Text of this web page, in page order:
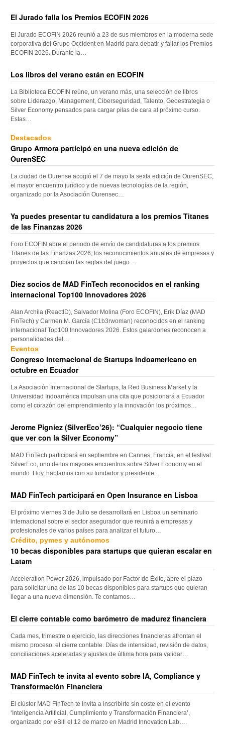
El Jurado falla los Premios ECOFIN 2026
El Jurado ECOFIN 2026 reunió a 23 de sus miembros en la moderna sede
corporativa del Grupo Occident en Madrid para debatir y fallar los Premios
ECOFIN 2026. Durante la…
Los libros del verano están en ECOFIN
La Biblioteca ECOFIN reúne, un verano más, una selección de libros
sobre Liderazgo, Management, Ciberseguridad, Talento, Geoestrategia o
Silver Economy pensados para cargar pilas de cara al próximo curso.
Estas…
Destacados
Grupo Armora participó en una nueva edición de
OurenSEC
La ciudad de Ourense acogió el 7 de mayo la sexta edición de OurenSEC,
el mayor encuentro jurídico y de nuevas tecnologías de la región,
organizado por la Asociación Ourensec…
Ya puedes presentar tu candidatura a los premios Titanes
de las Finanzas 2026
Foro ECOFIN abre el periodo de envío de candidaturas a los premios
Titanes de las Finanzas 2026, los reconocimientos anuales de empresas y
proyectos que cambian las reglas del juego…
Diez socios de MAD FinTech reconocidos en el ranking
internacional Top100 Innovadores 2026
Alan Archila (ReactID), Salvador Molina (Foro ECOFIN), Erik Díaz (MAD
FinTech) y Carmen M. García (C1b3rwoman) reconocidos en el ranking
internacional Top100 Innovadores 2026. Estos galardones reconocen a
personalidades del…
Eventos
Congreso Internacional de Startups Indoamericano en
octubre en Ecuador
La Asociación Internacional de Startups, la Red Business Market y la
Universidad Indoamérica impulsan una cita que posicionará a Ecuador
como el corazón del emprendimiento y la innovación los próximos…
Jerome Pigniez (SilverEco’26): “Cualquier negocio tiene
que ver con la Silver Economy”
MAD FinTech participará en septiembre en Cannes, Francia, en el festival
SilverEco, uno de los mayores encuentros sobre Silver Economy en el
mundo. Hoy, hablamos con su fundador y presidente…
MAD FinTech participará en Open Insurance en Lisboa
El próximo viernes 3 de Julio se desarrollará en Lisboa un seminario
internacional sobre el sector asegurador que reunirá a empresas y
profesionales de varios países para analizar el futuro…
Crédito, pymes y autónomos
10 becas disponibles para startups que quieran escalar en
Latam
Acceleration Power 2026, impulsado por Factor de Éxito, abre el plazo
para solicitar una de las 10 becas disponibles para startups que quieran
llegar a una nueva dimensión. Te contamos…
El cierre contable como barómetro de madurez financiera
Cada mes, trimestre o ejercicio, las direcciones financieras afrontan el
mismo proceso: el cierre contable. Días de intensidad, revisión de datos,
conciliaciones aceleradas y ajustes de última hora para validar…
MAD FinTech te invita al evento sobre IA, Compliance y
Transformación Financiera
El clúster MAD FinTech te invita a inscribirte sin coste en el evento
‘Inteligencia Artificial, Cumplimiento y Transformación Financiera’,
organizado por eBill el 12 de marzo en Madrid Innovation Lab….